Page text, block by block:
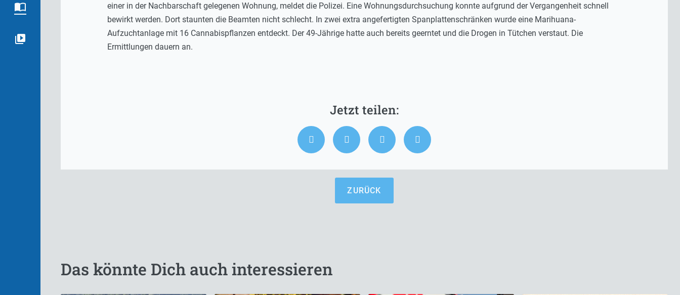
einer in der Nachbarschaft gelegenen Wohnung, meldet die Polizei. Eine Wohnungsdurchsuchung konnte aufgrund der Vergangenheit schnell
bewirkt werden. Dort staunten die Beamten nicht schlecht. In zwei extra angefertigten Spanplattenschränken wurde eine Marihuana-
Aufzuchtanlage mit 16 Cannabispflanzen entdeckt. Der 49-Jährige hatte auch bereits geerntet und die Drogen in Tütchen verstaut. Die
Ermittlungen dauern an.
ZURÜCK
Das könnte Dich auch interessieren